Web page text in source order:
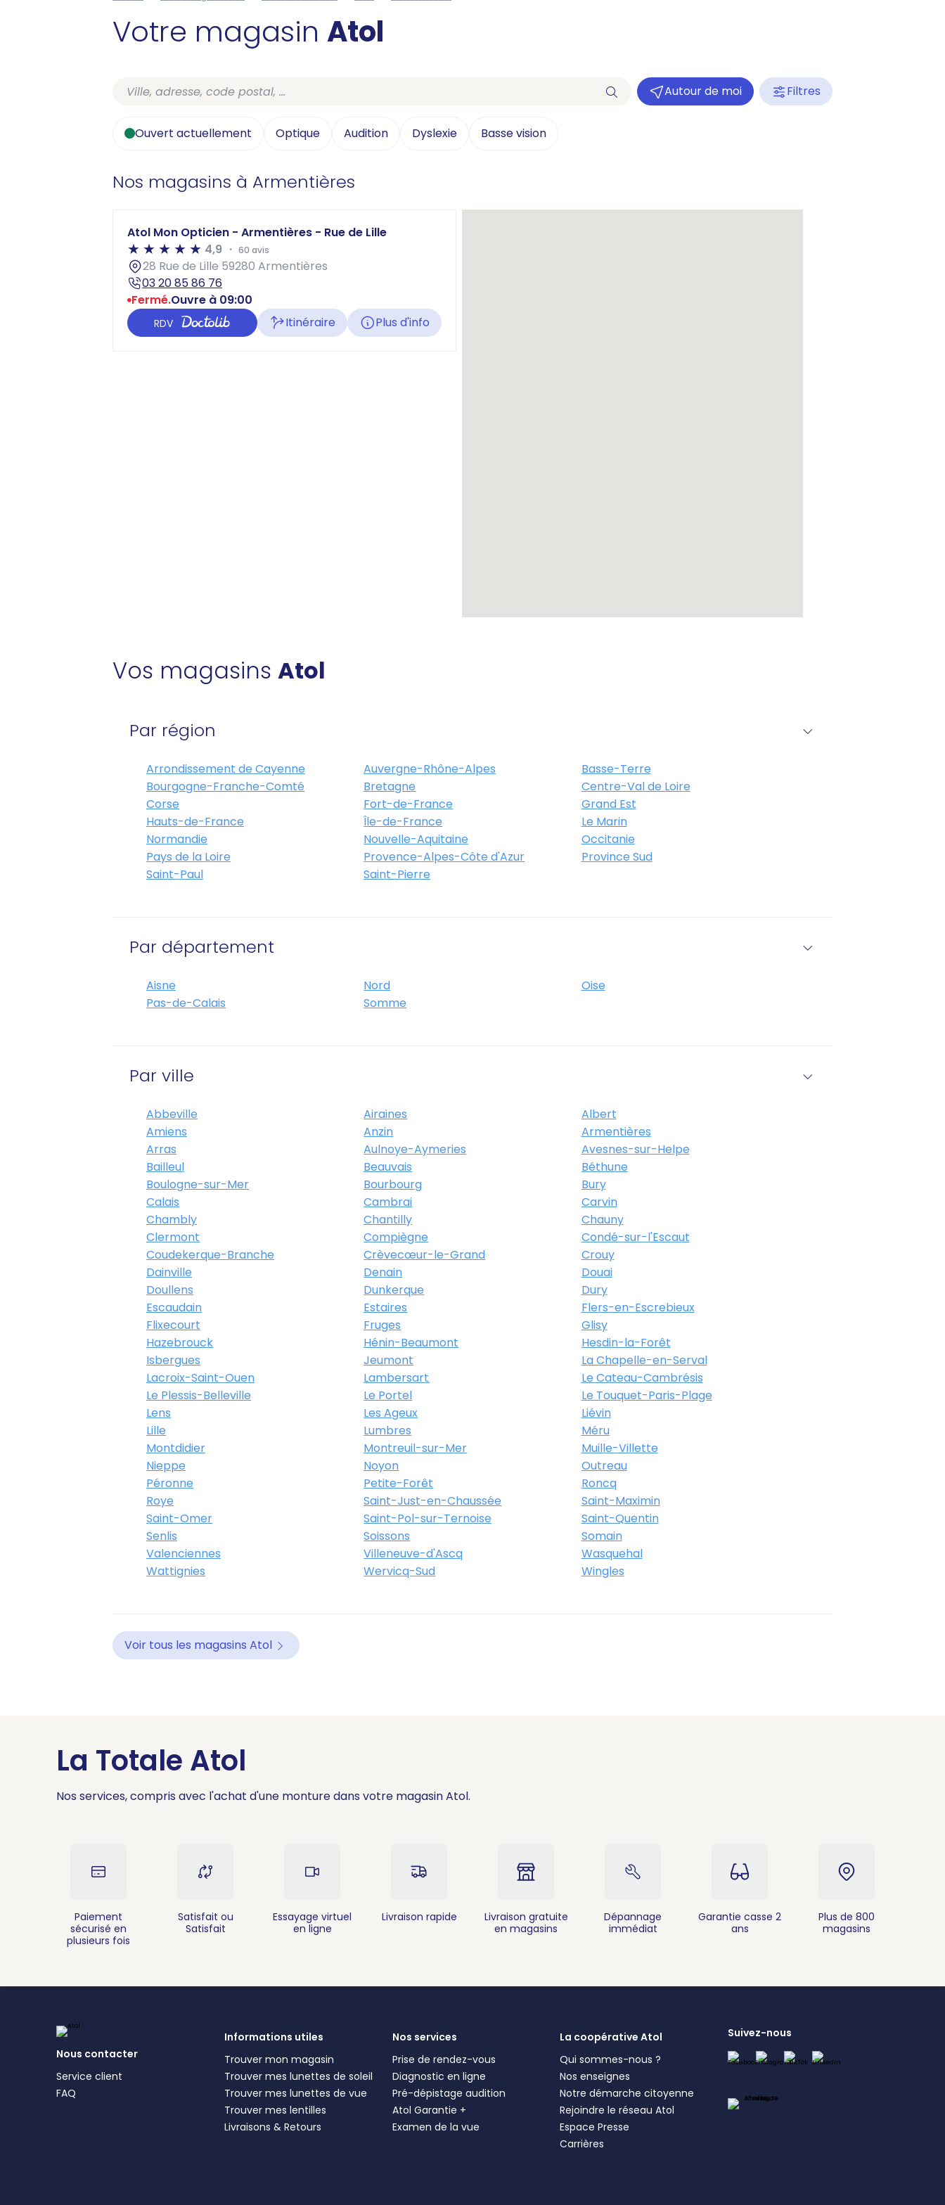
Votre magasin Atol
Autour de moi Filtres
Ouvert actuellement Optique Audition Dyslexie Basse vision
Nos magasins à Armentières
Atol Mon Opticien - Armentières - Rue de Lille
4,9
60 avis
28 Rue de Lille 59280 Armentières
03 20 85 86 76
Fermé.Ouvre à 09:00
RDV Itinéraire Plus d'info
Vos magasins Atol
Par région
Arrondissement de Cayenne Auvergne-Rhône-Alpes
Basse-Terre
Bourgogne-Franche-Comté
Bretagne
Centre-Val de Loire
Corse
Fort-de-France
Grand Est
Hauts-de-France
Île-de-France
Le Marin
Normandie
Nouvelle-Aquitaine
Occitanie
Pays de la Loire
Provence-Alpes-Côte d'Azur
Province Sud
Saint-Paul
Saint-Pierre
Par département
Aisne Nord
Oise
Pas-de-Calais
Somme
Par ville
Abbeville Airaines
Albert
Amiens
Anzin
Armentières
Arras
Aulnoye-Aymeries
Avesnes-sur-Helpe
Bailleul
Beauvais
Béthune
Boulogne-sur-Mer
Bourbourg
Bury
Calais
Cambrai
Carvin
Chambly
Chantilly
Chauny
Clermont
Compiègne
Condé-sur-l'Escaut
Coudekerque-Branche
Crèvecœur-le-Grand
Crouy
Dainville
Denain
Douai
Doullens
Dunkerque
Dury
Escaudain
Estaires
Flers-en-Escrebieux
Flixecourt
Fruges
Glisy
Hazebrouck
Hénin-Beaumont
Hesdin-la-Forêt
Isbergues
Jeumont
La Chapelle-en-Serval
Lacroix-Saint-Ouen
Lambersart
Le Cateau-Cambrésis
Le Plessis-Belleville
Le Portel
Le Touquet-Paris-Plage
Lens
Les Ageux
Liévin
Lille
Lumbres
Méru
Montdidier
Montreuil-sur-Mer
Muille-Villette
Nieppe
Noyon
Outreau
Péronne
Petite-Forêt
Roncq
Roye
Saint-Just-en-Chaussée
Saint-Maximin
Saint-Omer
Saint-Pol-sur-Ternoise
Saint-Quentin
Senlis
Soissons
Somain
Valenciennes
Villeneuve-d'Ascq
Wasquehal
Wattignies
Wervicq-Sud Wingles
Voir tous les magasins Atol
La Totale Atol
Nos services, compris avec l'achat d'une monture dans votre magasin Atol.
Paiement
sécurisé en
plusieurs fois
Satisfait ou
Satisfait
Essayage virtuel
en ligne
Livraison rapide
Livraison gratuite
en magasins
Dépannage
immédiat
Garantie casse 2
ans
Plus de 800
magasins
Nous contacter
Service client
FAQ
Informations utiles
Trouver mon magasin
Trouver mes lunettes de soleil
Trouver mes lunettes de vue
Trouver mes lentilles
Livraisons & Retours
Nos services
Prise de rendez-vous
Diagnostic en ligne
Pré-dépistage audition
Atol Garantie +
Examen de la vue
La coopérative Atol
Qui sommes-nous ?
Nos enseignes
Notre démarche citoyenne
Rejoindre le réseau Atol
Espace Presse
Carrières
Suivez-nous